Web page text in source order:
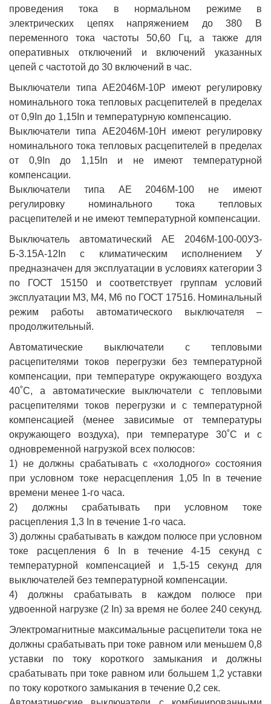
проведения тока в нормальном режиме в
электрических цепях напряжением до 380 В
переменного тока частоты 50,60 Гц, а также для
оперативных отключений и включений указанных
цепей с частотой до 30 включений в час.
Выключатели типа АЕ2046М-10Р имеют регулировку
номинального тока тепловых расцепителей в пределах
от 0,9In до 1,15In и температурную компенсацию.
Выключатели типа АЕ2046М-10Н имеют регулировку
номинального тока тепловых расцепителей в пределах
от 0,9In до 1,15In и не имеют температурной
компенсации.
Выключатели типа АЕ 2046М-100 не имеют
регулировку номинального тока тепловых
расцепителей и не имеют температурной компенсации.
Выключатель автоматический АЕ 2046М-100-00У3-
Б-3.15А-12In с климатическим исполнением У
предназначен для эксплуатации в условиях категории 3
по ГОСТ 15150 и соответствует группам условий
эксплуатации М3, М4, М6 по ГОСТ 17516. Номинальный
режим работы автоматического выключателя –
продолжительный.
Автоматические выключатели с тепловыми
расцепителями токов перегрузки без температурной
компенсации, при температуре окружающего воздуха
40˚С, а автоматические выключатели с тепловыми
расцепителями токов перегрузки и с температурной
компенсацией (менее зависимые от температуры
окружающего воздуха), при температуре 30˚С и с
одновременной нагрузкой всех полюсов:
1) не должны срабатывать с «холодного» состояния
при условном токе нерасцепления 1,05 In в течение
времени менее 1-го часа.
2) должны срабатывать при условном токе
расцепления 1,3 In в течение 1-го часа.
3) должны срабатывать в каждом полюсе при условном
токе расцепления 6 In в течение 4-15 секунд с
температурной компенсацией и 1,5-15 секунд для
выключателей без температурной компенсации.
4) должны срабатывать в каждом полюсе при
удвоенной нагрузке (2 In) за время не более 240 секунд.
Электромагнитные максимальные расцепители тока не
должны срабатывать при токе равном или меньшем 0,8
уставки по току короткого замыкания и должны
срабатывать при токе равном или большем 1,2 уставки
по току короткого замыкания в течение 0,2 сек.